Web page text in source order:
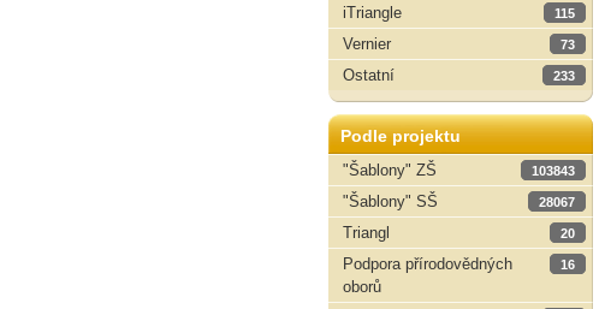
iTriangle 115
Vernier 73
Ostatní 233
Podle projektu
"Šablony" ZŠ
103843
"Šablony" SŠ 28067
Triangl 20
Podpora přírodovědných
oborů
16